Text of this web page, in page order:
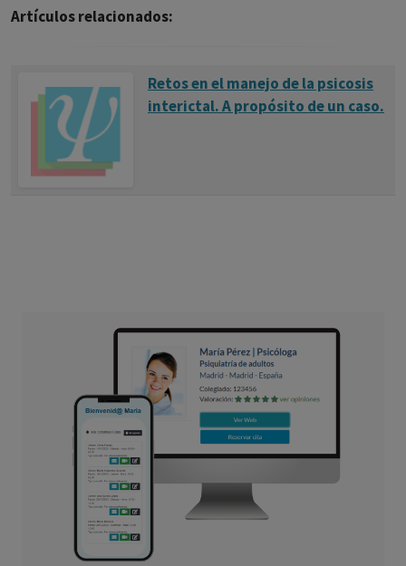
Artículos relacionados:
Retos en el manejo de la psicosis
interictal. A propósito de un caso.